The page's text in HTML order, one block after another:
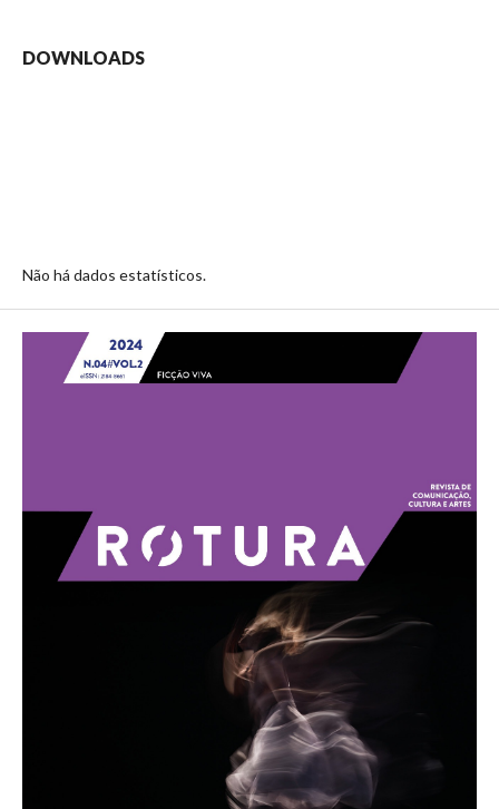
DOWNLOADS
Não há dados estatísticos.